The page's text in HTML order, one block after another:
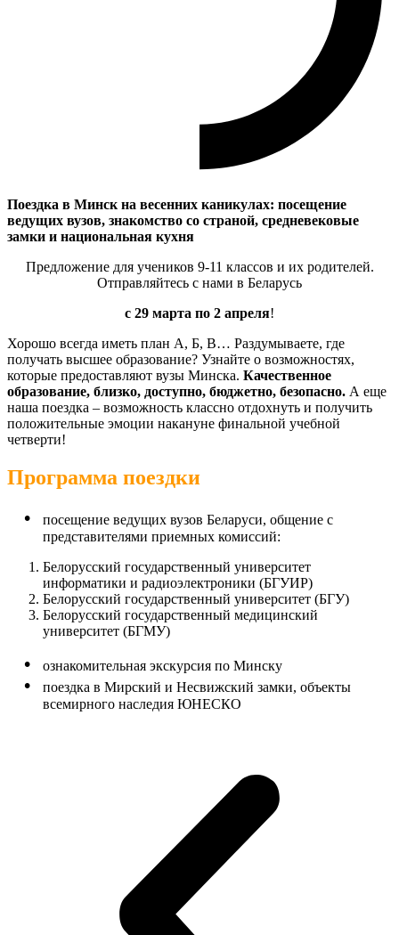
Поездка в Минск на весенних каникулах: посещение
ведущих вузов, знакомство со страной, средневековые
замки и национальная кухня
Предложение для учеников 9-11 классов и их родителей.
Отправляйтесь с нами в Беларусь
с 29 марта по 2 апреля!
Хорошо всегда иметь план А, Б, В… Раздумываете, где
получать высшее образование? Узнайте о возможностях,
которые предоставляют вузы Минска. Качественное
образование, близко, доступно, бюджетно, безопасно. А еще
наша поездка – возможность классно отдохнуть и получить
положительные эмоции накануне финальной учебной
четверти!
Программа поездки
посещение ведущих вузов Беларуси, общение с
представителями приемных комиссий:
Белорусский государственный университет
информатики и радиоэлектроники (БГУИР)
Белорусский государственный университет (БГУ)
Белорусский государственный медицинский
университет (БГМУ)
ознакомительная экскурсия по Минску
поездка в Мирский и Несвижский замки, объекты
всемирного наследия ЮНЕСКО